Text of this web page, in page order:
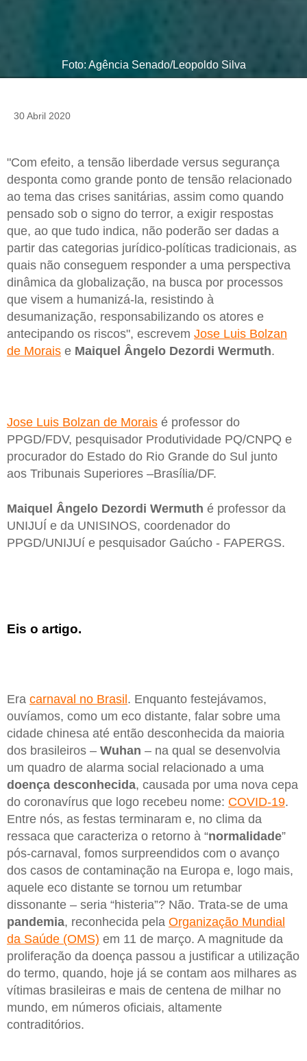
Foto: Agência Senado/Leopoldo Silva
30 Abril 2020
"Com efeito, a tensão liberdade versus segurança
desponta como grande ponto de tensão relacionado
ao tema das crises sanitárias, assim como quando
pensado sob o signo do terror, a exigir respostas
que, ao que tudo indica, não poderão ser dadas a
partir das categorias jurídico-políticas tradicionais, as
quais não conseguem responder a uma perspectiva
dinâmica da globalização, na busca por processos
que visem a humanizá-la, resistindo à
desumanização, responsabilizando os atores e
antecipando os riscos", escrevem Jose Luis Bolzan
de Morais e Maiquel Ângelo Dezordi Wermuth.
Jose Luis Bolzan de Morais é professor do
PPGD/FDV, pesquisador Produtividade PQ/CNPQ e
procurador do Estado do Rio Grande do Sul junto
aos Tribunais Superiores –Brasília/DF.
Maiquel Ângelo Dezordi Wermuth é professor da
UNIJUÍ e da UNISINOS, coordenador do
PPGD/UNIJUí e pesquisador Gaúcho - FAPERGS.
Eis o artigo.
Era carnaval no Brasil. Enquanto festejávamos,
ouvíamos, como um eco distante, falar sobre uma
cidade chinesa até então desconhecida da maioria
dos brasileiros – Wuhan – na qual se desenvolvia
um quadro de alarma social relacionado a uma
doença desconhecida, causada por uma nova cepa
do coronavírus que logo recebeu nome: COVID-19.
Entre nós, as festas terminaram e, no clima da
ressaca que caracteriza o retorno à “normalidade”
pós-carnaval, fomos surpreendidos com o avanço
dos casos de contaminação na Europa e, logo mais,
aquele eco distante se tornou um retumbar
dissonante – seria “histeria”? Não. Trata-se de uma
pandemia, reconhecida pela Organização Mundial
da Saúde (OMS) em 11 de março. A magnitude da
proliferação da doença passou a justificar a utilização
do termo, quando, hoje já se contam aos milhares as
vítimas brasileiras e mais de centena de milhar no
mundo, em números oficiais, altamente
contraditórios.